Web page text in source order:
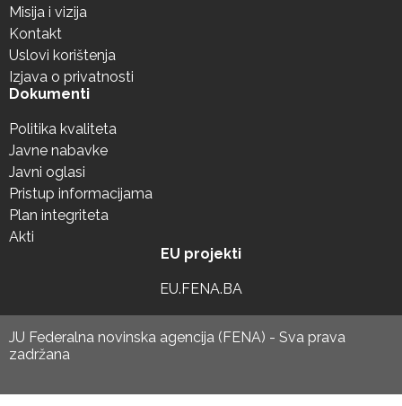
Misija i vizija
Kontakt
Uslovi korištenja
Izjava o privatnosti
Dokumenti
Politika kvaliteta
Javne nabavke
Javni oglasi
Pristup informacijama
Plan integriteta
Akti
EU projekti
EU.FENA.BA
JU Federalna novinska agencija (FENA) - Sva prava
zadržana